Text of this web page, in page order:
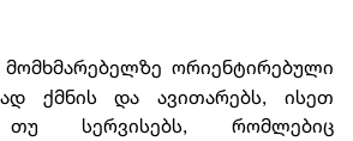
ორიენტირებული
ქმნის და ავითარებს, ისეთ
თუ სერვისებს, რომლებიც